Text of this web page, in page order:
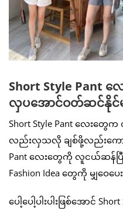
Short Style Pant
လှပအောင်ဝတ်ဆင်နိုင်မ
Short Style Pant လေးတွေ
လည်းလှသလို ချစ်ဖို့လည်းကောင်
Pant လေးတွေကို လူငယ်ဆန်
Fashion Idea တွေကို မျှဝေ
ပေါ့ပေါ့ပါးပါးဖြစ်အောင်